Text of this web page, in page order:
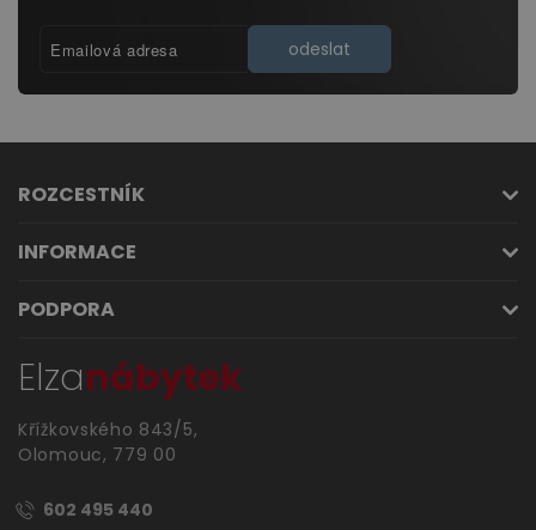
odeslat
ROZCESTNÍK
INFORMACE
PODPORA
Elzanábytek
Křížkovského 843/5,
Olomouc, 779 00
602 495 440